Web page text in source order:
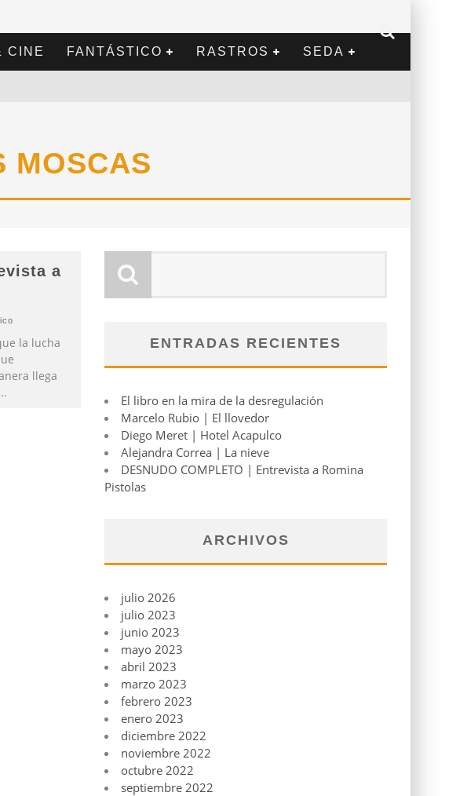
CINE FANTÁSTICO RASTROS SEDA
MOSCAS
a
la lucha
llega
ENTRADAS RECIENTES
El libro en la mira de la desregulación
Marcelo Rubio | El llovedor
Diego Meret | Hotel Acapulco
Alejandra Correa | La nieve
DESNUDO COMPLETO | Entrevista a Romina
Pistolas
ARCHIVOS
julio 2026
julio 2023
junio 2023
mayo 2023
abril 2023
marzo 2023
febrero 2023
enero 2023
diciembre 2022
noviembre 2022
octubre 2022
septiembre 2022